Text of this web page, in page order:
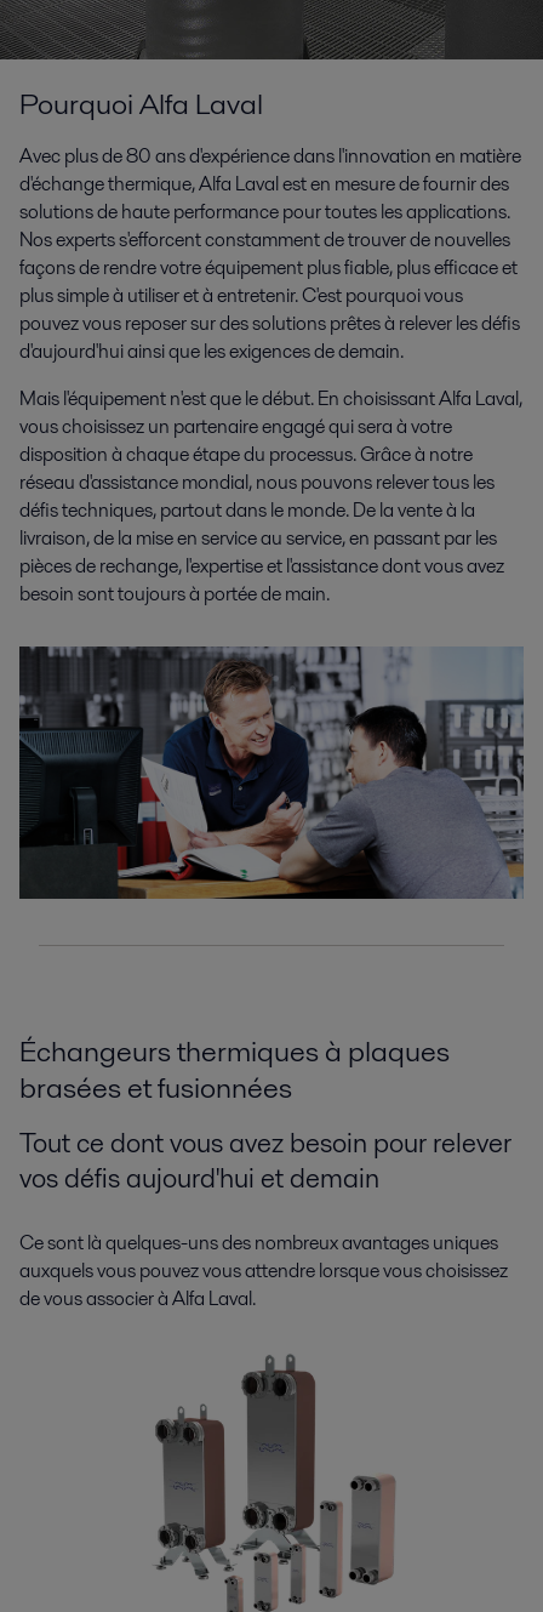
Pourquoi Alfa Laval
Avec plus de 80 ans d'expérience dans l'innovation en matière
d'échange thermique, Alfa Laval est en mesure de fournir des
solutions de haute performance pour toutes les applications.
Nos experts s'efforcent constamment de trouver de nouvelles
façons de rendre votre équipement plus fiable, plus efficace et
plus simple à utiliser et à entretenir. C'est pourquoi vous
pouvez vous reposer sur des solutions prêtes à relever les défis
d'aujourd'hui ainsi que les exigences de demain.
Mais l'équipement n'est que le début. En choisissant Alfa Laval,
vous choisissez un partenaire engagé qui sera à votre
disposition à chaque étape du processus. Grâce à notre
réseau d'assistance mondial, nous pouvons relever tous les
défis techniques, partout dans le monde. De la vente à la
livraison, de la mise en service au service, en passant par les
pièces de rechange, l'expertise et l'assistance dont vous avez
besoin sont toujours à portée de main.
Échangeurs thermiques à plaques
brasées et fusionnées
Tout ce dont vous avez besoin pour relever
vos défis aujourd'hui et demain
Ce sont là quelques-uns des nombreux avantages uniques
auxquels vous pouvez vous attendre lorsque vous choisissez
de vous associer à Alfa Laval.